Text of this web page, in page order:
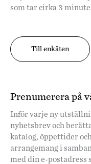
som tar cirka 3
Till enkäten
Prenumerera på
Inför varje ny
nyhetsbrev och
katalog, öppettider
arrangemang i
med din e-postadress